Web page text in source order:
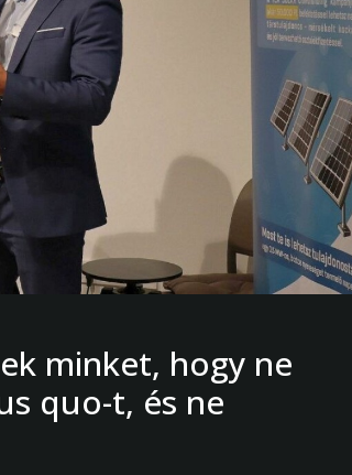
minket, hogy ne
quo-t, és ne